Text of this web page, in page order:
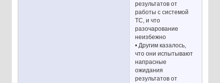
результатов от
работы с системой
ТС, и что
разочарование
неизбежно
• Другим казалось,
что они испытывают
напрасные
ожидания
результатов от